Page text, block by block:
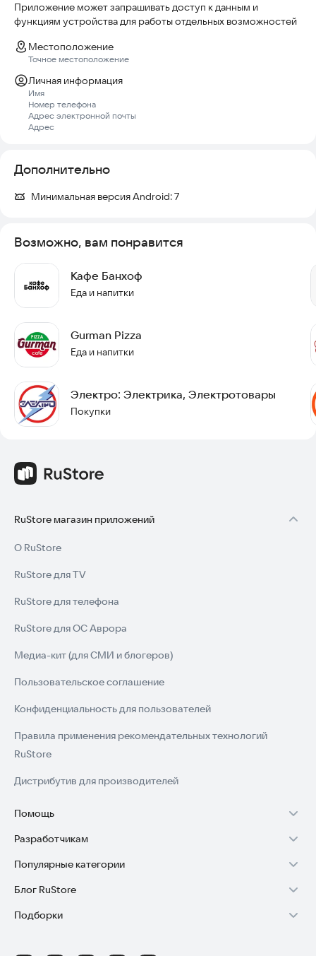
Приложение может запрашивать доступ к данным и
функциям устройства для работы отдельных возможностей
Местоположение
Точное местоположение
Личная информация
Имя
Номер телефона
Адрес электронной почты
Адрес
Дополнительно
Минимальная версия Android:7
Возможно, вам понравится
Кафе Банхоф
Еда и напитки
Gurman Pizza
Еда и напитки
Электро: Электрика, Электротовары
Покупки
RuStore магазин приложений
О RuStore
RuStore для TV
RuStore для телефона
RuStore для ОС Аврора
Медиа-кит (для СМИ и блогеров)
Пользовательское соглашение
Конфиденциальность для пользователей
Правила применения рекомендательных технологий
RuStore
Дистрибутив для производителей
Помощь
Установка RuStore на TV
Установка RuStore на телефон
Установка RuStore в машину
Помощь пользователям RuStore
Разработчикам
Зарабатывать с RuStore
Стать разработчиком
Доступ к RuStore Консоль
Популярные категории
Игры для Android
Приложения банков
Блог RuStore
Обзоры игр для Android 2025
Подборки